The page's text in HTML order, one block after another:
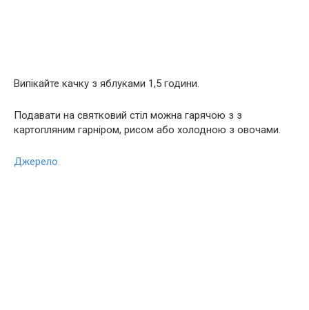
Випікайте качку з яблуками 1,5 години.
Подавати на святковий стіл можна гарячою з з
картопляним гарніром, рисом або холодною з овочами.
Джерело.